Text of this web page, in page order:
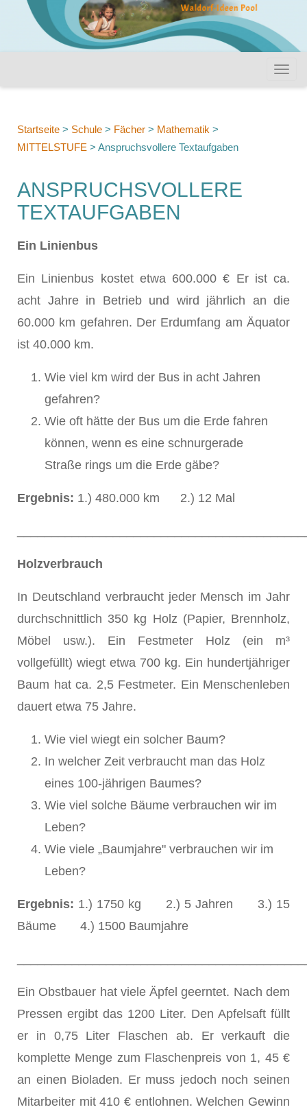
Startseite > Schule > Fächer > Mathematik >
MITTELSTUFE > Anspruchsvollere Textaufgaben
ANSPRUCHSVOLLERE
TEXTAUFGABEN
Ein Linienbus
Ein Linienbus kostet etwa 600.000 € Er ist ca.
acht Jahre in Betrieb und wird jährlich an die
60.000 km gefahren. Der Erdumfang am Äquator
ist 40.000 km.
Wie viel km wird der Bus in acht Jahren
gefahren?
Wie oft hätte der Bus um die Erde fahren
können, wenn es eine schnurgerade
Straße rings um die Erde gäbe?
Ergebnis: 1.) 480.000 km 2.) 12 Mal
Holzverbrauch
In Deutschland verbraucht jeder Mensch im Jahr
durchschnittlich 350 kg Holz (Papier, Brennholz,
Möbel usw.). Ein Festmeter Holz (ein m³
vollgefüllt) wiegt etwa 700 kg. Ein hundertjähriger
Baum hat ca. 2,5 Festmeter. Ein Menschenleben
dauert etwa 75 Jahre.
Wie viel wiegt ein solcher Baum?
In welcher Zeit verbraucht man das Holz
eines 100-jährigen Baumes?
Wie viel solche Bäume verbrauchen wir im
Leben?
Wie viele „Baumjahre" verbrauchen wir im
Leben?
Ergebnis: 1.) 1750 kg 2.) 5 Jahren 3.) 15
Bäume 4.) 1500 Baumjahre
Ein Obstbauer hat viele Äpfel geerntet. Nach dem
Pressen ergibt das 1200 Liter. Den Apfelsaft füllt
er in 0,75 Liter Flaschen ab. Er verkauft die
komplette Menge zum Flaschenpreis von 1, 45 €
an einen Bioladen. Er muss jedoch noch seinen
Mitarbeiter mit 410 € entlohnen. Welchen Gewinn